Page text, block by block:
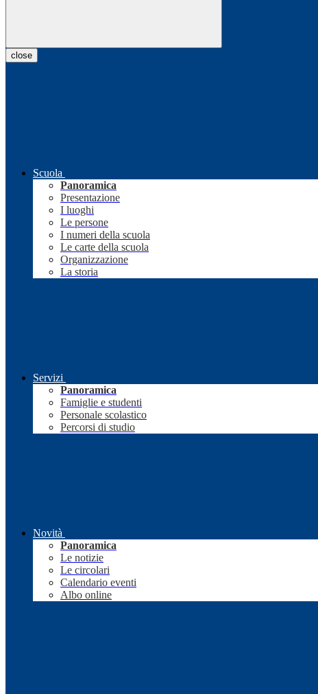
close
Scuola
Panoramica
Presentazione
I luoghi
Le persone
I numeri della scuola
Le carte della scuola
Organizzazione
La storia
Servizi
Panoramica
Famiglie e studenti
Personale scolastico
Percorsi di studio
Novità
Panoramica
Le notizie
Le circolari
Calendario eventi
Albo online